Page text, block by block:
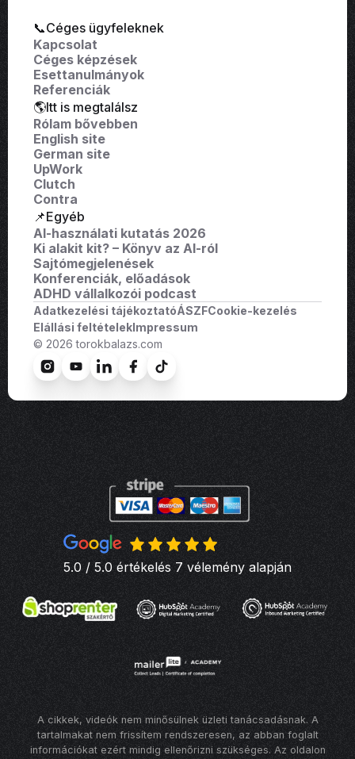
📞Céges ügyfeleknek
Kapcsolat
Céges képzések
Esettanulmányok
Referenciák
🌎Itt is megtalálsz
Rólam bővebben
English site
German site
UpWork
Clutch
Contra
📌Egyéb
AI-használati kutatás 2026
Ki alakit kit? – Könyv az AI-ról
Sajtómegjelenések
Konferenciák, előadások
ADHD vállalkozói podcast
Adatkezelési tájékoztatóÁSZFCookie-kezelés
Elállási feltételekImpressum
© 2026 torokbalazs.com
5.0 / 5.0 értékelés 7 vélemény alapján
A cikkek, videók nem minősülnek üzleti tanácsadásnak. A
tartalmakat nem frissítem rendszeresen, az abban foglalt
információkat ezért mindig ellenőrizni szükséges. Az oldalon